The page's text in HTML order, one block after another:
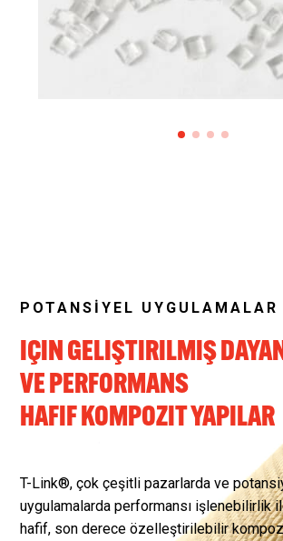
composite reinforcement that will
and
POTANSİYEL UYGULAMALAR
IÇIN GELIŞTIRILMIŞ
VE PERFORMANS
HAFIF KOMPOZIT YAPILAR
T-Link®, çok çeşitli pazarlarda ve
uygulamalarda performansı işlenebilirlik
hafif, son derece özelleştirilebilir